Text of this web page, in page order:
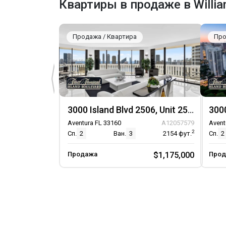
Игровая площадка
PuttingGreens
Сауна
Спа Джакузи
TennisCourts
TransportationService
Парковка
DetachedCarport
Квартиры в продаже в
Продажа / Квартира
3000 Island Blvd 2506, Unit 2506
Aventura FL 33160
A12057579
Сп. 2 Ван. 3 2154фут.2
Продажа $1,175,000
Сп. 2